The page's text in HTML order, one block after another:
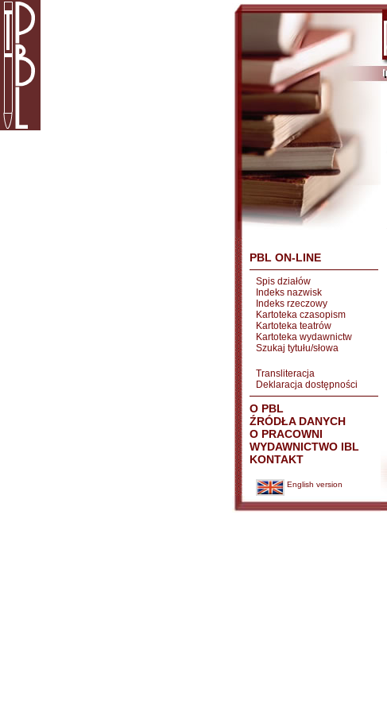
PBL ON-LINE
Spis działów
Indeks nazwisk
Indeks rzeczowy
Kartoteka czasopism
Kartoteka teatrów
Kartoteka wydawnictw
Szukaj tytułu/słowa
Transliteracja
Deklaracja dostępności
O PBL
ŹRÓDŁA DANYCH
O PRACOWNI
WYDAWNICTWO IBL
KONTAKT
English version